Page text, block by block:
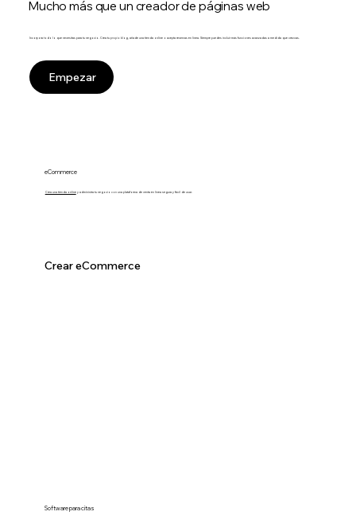
Mucho más que un creador de páginas web
Incorpora todo lo que necesitas para tu negocio. Crea tu propio blog, añade una tienda online o acepta reservas en línea. Siempre puedes incluir más funciones avanzadas a medida que crezcas.
Empezar
eCommerce
Crea una tienda onliney administra tu negocio con una plataforma de venta en línea segura y fácil de usar.
Crear eCommerce
Software para citas